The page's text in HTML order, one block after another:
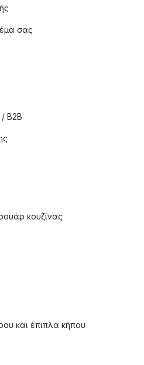
σας
B2B
κουζίνας
και έπιπλα κήπου